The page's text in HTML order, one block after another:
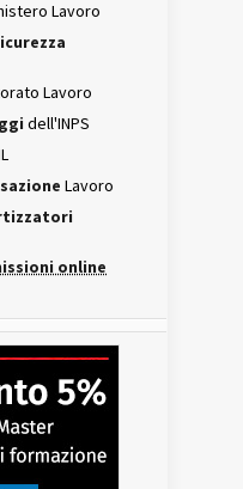
Lavoro
Lavoro
dell'INPS
Lavoro
online